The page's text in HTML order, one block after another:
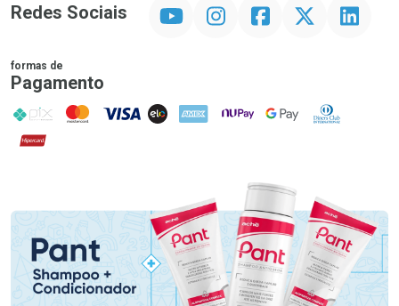
Redes Sociais
formas de
Pagamento
PIX MasterCard
VISA ELO AMEX NuPay Google PayDiners Club
Hipercard
Promoção em Destaque